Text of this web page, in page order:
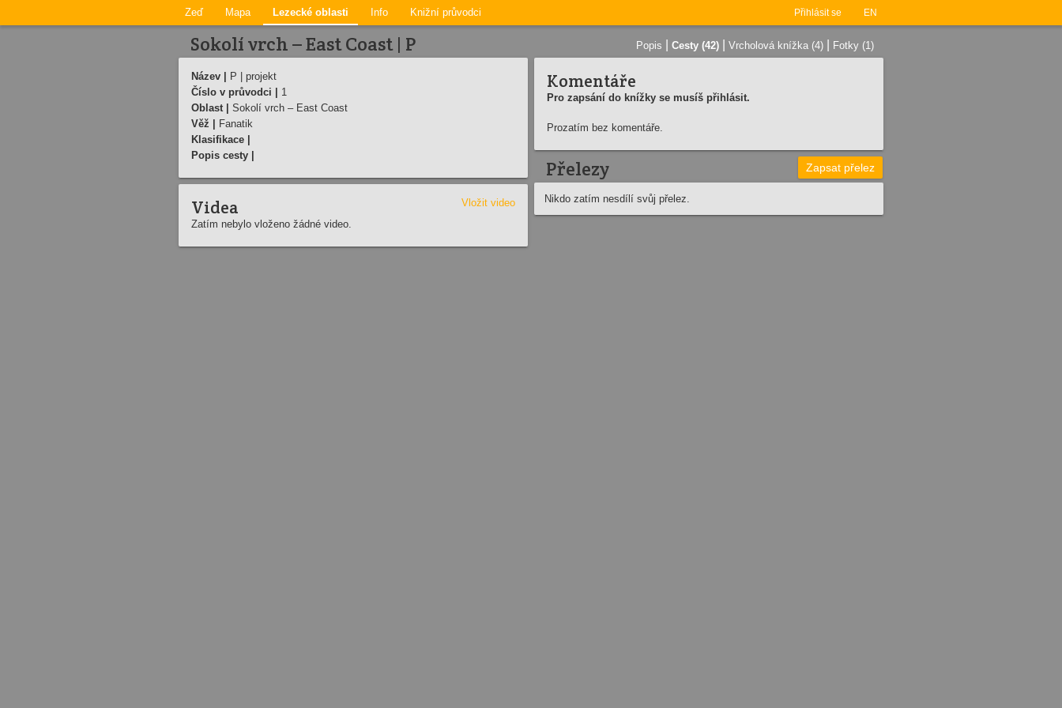
Přihlásit se EN
Zeď Mapa Lezecké oblasti Info Knižní průvodci
Sokolí vrch – East Coast | P Popis Cesty (42) Vrcholová knížka (4) Fotky (1)
Název |
P | projekt
Číslo v průvodci |
1
Oblast |
Sokolí vrch – East Coast
Věž |
Fanatik
Klasifikace |
Popis cesty |
Videa
Vložit video
Zatím nebylo vloženo žádné video.
Komentáře
Pro zapsání do knížky se musíš přihlásit.
Prozatím bez komentáře.
Přelezy Zapsat přelez
Nikdo zatím nesdílí svůj přelez.